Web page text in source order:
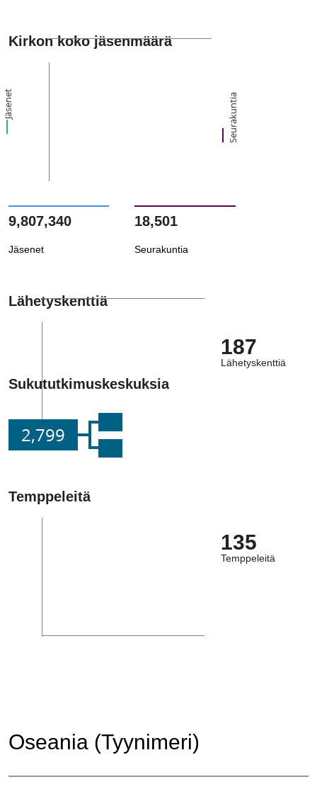
Kirkon koko jäsenmäärä
Jäsenet Seurakuntia
9,807,340
Jäsenet
18,501
Seurakuntia
Lähetyskenttiä
187
Lähetyskenttiä
Sukututkimuskeskuksia
2,799
Temppeleitä
135
Temppeleitä
Oseania (Tyynimeri)